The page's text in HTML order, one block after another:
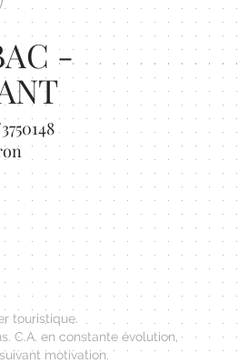
-
touristique.
C.A. en constante évolution,
motivation.